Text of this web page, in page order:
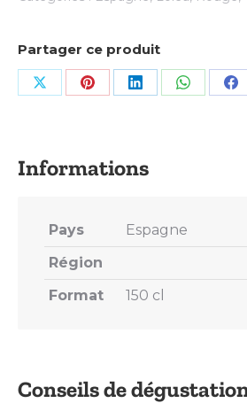
Partager ce produit
Share Share Share Share
Conseils de
Pays
Espagne
Région
Format
150 cl